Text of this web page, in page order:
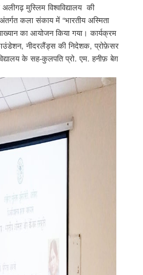
मुस्लिम विश्वविद्यालय की
अंतर्गत कला संकाय में “भारतीय अस्मिता
का आयोजन किया गया। कार्यक्रम
नीदरलैंड्स की निदेशक, प्रोफ़ेसर
के सह-कुलपति प्रो. एम. हनीफ़ बेग़